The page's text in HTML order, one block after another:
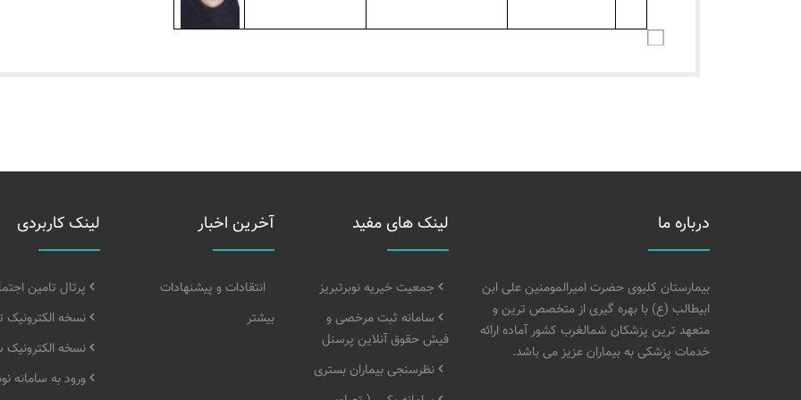
درباره ما
بیمارستان کلیوی حضرت امیرالمومنین علی ابن
ابیطالب (ع) با بهره گیری از متخصص ترین و
متعهد ترین پزشکان شمالغرب کشور آماده ارائه
خدمات پزشکی به بیماران عزیز می باشد.
لینک های مفید
جمعیت خیریه نوبرتبریز
سامانه ثبت مرخصی و
فیش حقوق آنلاین پرسنل
نظرسنجی بیماران بستری
آخرین اخبار
انتقادات و پیشنهادات
بیشتر
لینک کاربردی
پرتال تامین
نسخه الکترونیک
نسخه
ورود به سامانه